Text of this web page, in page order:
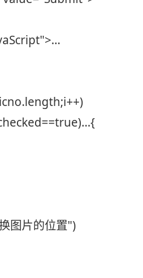
片的位置")